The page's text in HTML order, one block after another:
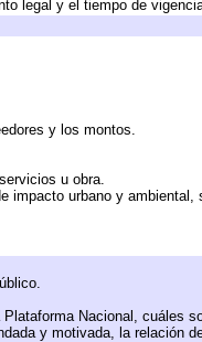
legal y el tiempo de
y los montos.
u obra.
urbano y ambiental,
Nacional, cuáles
y motivada, la relación